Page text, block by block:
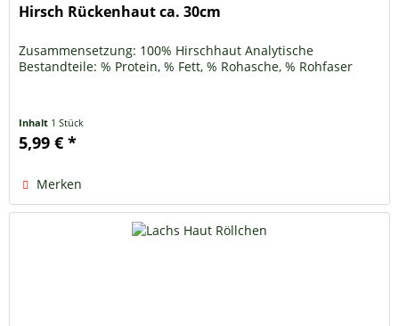
Hirsch Rückenhaut ca. 30cm
Zusammensetzung: 100% Hirschhaut Analytische
Bestandteile: % Protein, % Fett, % Rohasche, % Rohfaser
Inhalt 1 Stück
5,99 € *
Merken